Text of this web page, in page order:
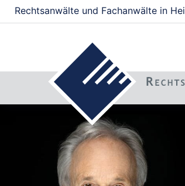
Rechtsanwälte und Fachanwälte in